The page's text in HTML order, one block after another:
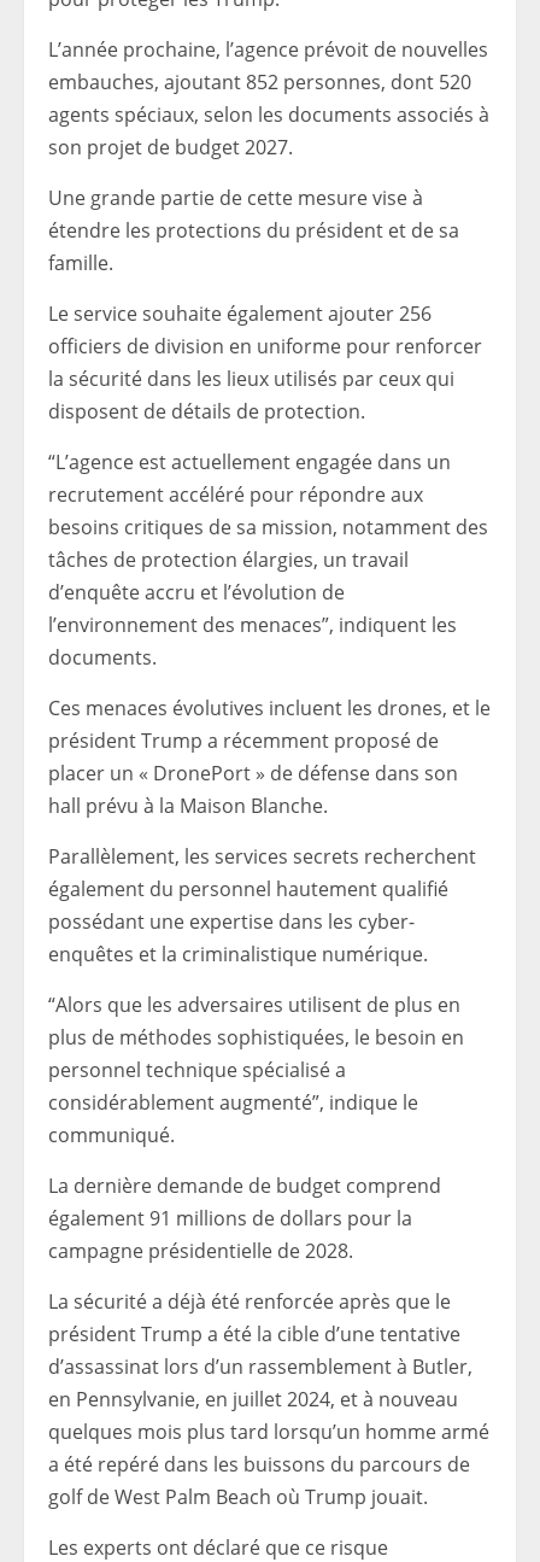
L’année prochaine, l’agence prévoit de nouvelles
embauches, ajoutant 852 personnes, dont 520
agents spéciaux, selon les documents associés à
son projet de budget 2027.
Une grande partie de cette mesure vise à
étendre les protections du président et de sa
famille.
Le service souhaite également ajouter 256
officiers de division en uniforme pour renforcer
la sécurité dans les lieux utilisés par ceux qui
disposent de détails de protection.
“L’agence est actuellement engagée dans un
recrutement accéléré pour répondre aux
besoins critiques de sa mission, notamment des
tâches de protection élargies, un travail
d’enquête accru et l’évolution de
l’environnement des menaces”, indiquent les
documents.
Ces menaces évolutives incluent les drones, et le
président Trump a récemment proposé de
placer un « DronePort » de défense dans son
hall prévu à la Maison Blanche.
Parallèlement, les services secrets recherchent
également du personnel hautement qualifié
possédant une expertise dans les cyber-
enquêtes et la criminalistique numérique.
“Alors que les adversaires utilisent de plus en
plus de méthodes sophistiquées, le besoin en
personnel technique spécialisé a
considérablement augmenté”, indique le
communiqué.
La dernière demande de budget comprend
également 91 millions de dollars pour la
campagne présidentielle de 2028.
La sécurité a déjà été renforcée après que le
président Trump a été la cible d’une tentative
d’assassinat lors d’un rassemblement à Butler,
en Pennsylvanie, en juillet 2024, et à nouveau
quelques mois plus tard lorsqu’un homme armé
a été repéré dans les buissons du parcours de
golf de West Palm Beach où Trump jouait.
Les experts ont déclaré que ce risque